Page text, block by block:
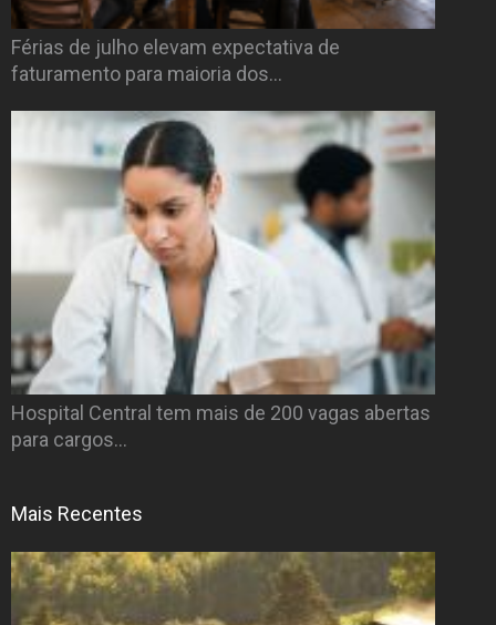
Férias de julho elevam expectativa de
faturamento para maioria dos…
Hospital Central tem mais de 200 vagas abertas
para cargos…
Mais Recentes